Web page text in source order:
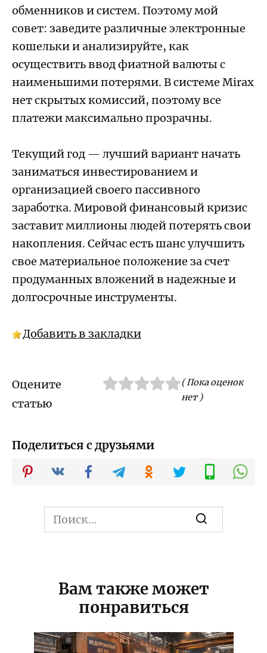
обменников и систем. Поэтому мой
совет: заведите различные электронные
кошельки и анализируйте, как
осуществить ввод фиатной валюты с
наименьшими потерями. В системе Mirax
нет скрытых комиссий, поэтому все
платежи максимально прозрачны.
Текущий год — лучший вариант начать
заниматься инвестированием и
организацией своего пассивного
заработка. Мировой финансовый кризис
заставит миллионы людей потерять свои
накопления. Сейчас есть шанс улучшить
свое материальное положение за счет
продуманных вложений в надежные и
долгосрочные инструменты.
Добавить в закладки
Оцените
статью
( Пока оценок
нет )
Поделиться с друзьями
Search
for:
Вам также может
понравиться